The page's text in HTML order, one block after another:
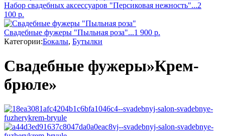
Набор свадебных аксессуаров "Персиковая нежность"...2
100 р.
Свадебные фужеры "Пыльная роза"...1 900 р.
Категории:Бокалы, Бутылки
Свадебные фужеры»Крем-
брюле»